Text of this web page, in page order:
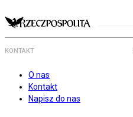
KONTAKT
O nas
Kontakt
Napisz do nas